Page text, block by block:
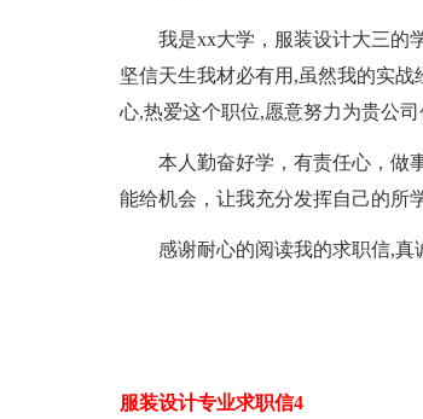
我是xx大学，服装设计大三的学
坚信天生我材必有用,虽然我的实
心,热爱这个职位,愿意努力为贵公
本人勤奋好学，有责任心，做事
能给机会，让我充分发挥自己的所
感谢耐心的阅读我的求职信,真
服装设计专业求职信4